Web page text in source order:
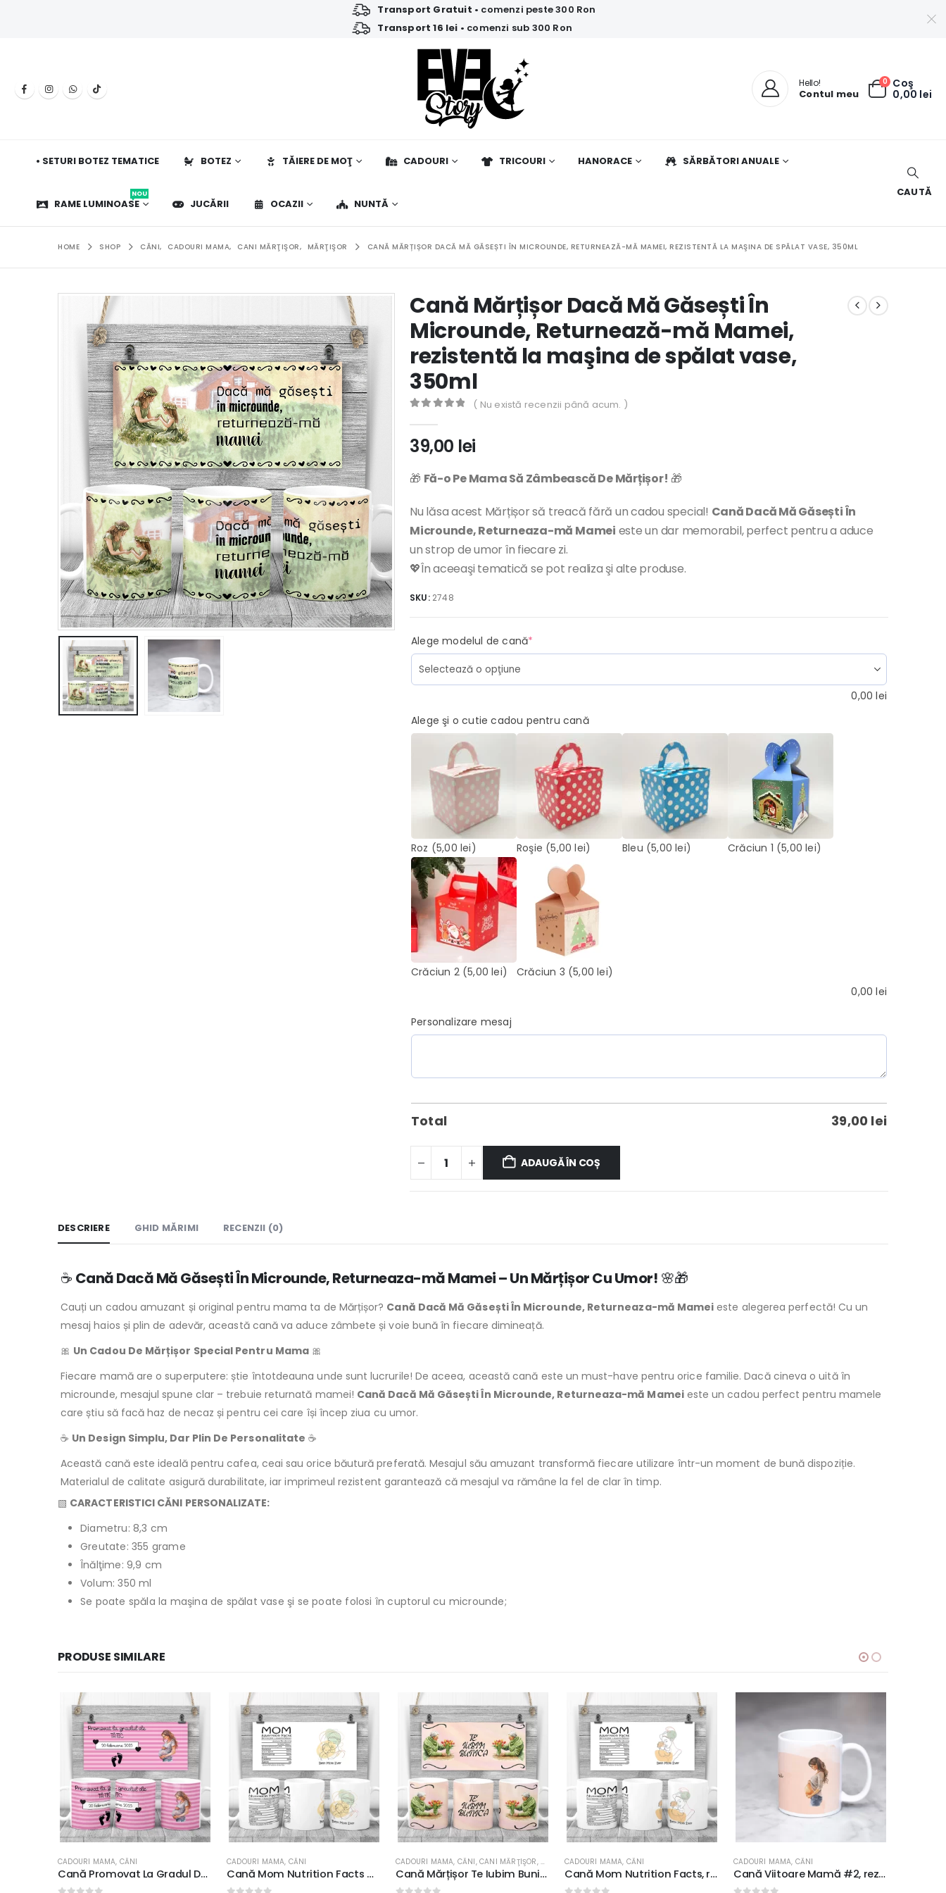
Transport Gratuit • comenzi peste 300 Ron
Transport 16 lei • comenzi sub 300 Ron
Hello!
Contul meu
0 Coş
0,00 lei
• SETURI BOTEZ TEMATICE BOTEZ TĂIERE DE MOŢ CADOURI TRICOURI HANORACE SĂRBĂTORI ANUALE
RAME LUMINOASE
NOU
JUCĂRII OCAZII NUNTĂ
CAUTĂ
HOME SHOP CĂNI, CADOURI MAMA, CANI MĂRŢIŞOR, MĂRŢIŞOR CANĂ MĂRȚIȘOR DACĂ MĂ GĂSEȘTI ÎN MICROUNDE, RETURNEAZĂ-MĂ MAMEI, REZISTENTĂ LA MAŞINA DE SPĂLAT VASE, 350ML
Cană Mărțișor Dacă Mă Găsești În
Microunde, Returnează-mă Mamei,
rezistentă la maşina de spălat vase,
350ml
( Nu există recenzii până acum. )
39,00 lei
🎁 Fă-o Pe Mama Să Zâmbească De Mărțișor! 🎁
Nu lăsa acest Mărțișor să treacă fără un cadou special! Cană Dacă Mă Găsești În
Microunde, Returneaza-mă Mamei este un dar memorabil, perfect pentru a aduce
un strop de umor în fiecare zi.
💖În aceeaşi tematică se pot realiza şi alte produse.
SKU: 2748
Alege modelul de cană*
0,00lei
Alege şi o cutie cadou pentru cană
Roz (5,00 lei) Roşie (5,00 lei) Bleu (5,00 lei) Crăciun 1 (5,00 lei)
Crăciun 2(5,00 lei) Crăciun 3 (5,00 lei)
0,00lei
Personalizare mesaj
Total 39,00 lei
ADAUGĂ ÎN COȘ
DESCRIERE GHID MĂRIMI RECENZII (0)
☕ Cană Dacă Mă Găsești În Microunde, Returneaza-mă Mamei – Un Mărțișor Cu Umor! 🌸🎁
Cauți un cadou amuzant și original pentru mama ta de Mărțișor? Cană Dacă Mă Găsești În Microunde, Returneaza-mă Mamei este alegerea perfectă! Cu un
mesaj haios și plin de adevăr, această cană va aduce zâmbete și voie bună în fiecare dimineață.
🎀 Un Cadou De Mărțișor Special Pentru Mama🎀
Fiecare mamă are o superputere: știe întotdeauna unde sunt lucrurile! De aceea, această cană este un must-have pentru orice familie. Dacă cineva o uită în
microunde, mesajul spune clar – trebuie returnată mamei! Cană Dacă Mă Găsești În Microunde, Returneaza-mă Mameieste un cadou perfect pentru mamele
care știu să facă haz de necaz și pentru cei care își încep ziua cu umor.
☕ Un Design Simplu, Dar Plin De Personalitate ☕
Această cană este ideală pentru cafea, ceai sau orice băutură preferată. Mesajul său amuzant transformă fiecare utilizare într-un moment de bună dispoziție.
Materialul de calitate asigură durabilitate, iar imprimeul rezistent garantează că mesajul va rămâne la fel de clar în timp.
▧ CARACTERISTICI CĂNI PERSONALIZATE:
Diametru: 8,3 cm
Greutate: 355 grame
Înălţime: 9,9 cm
Volum: 350 ml
Se poate spăla la maşina de spălat vase şi se poate folosi în cuptorul cu microunde;
PRODUSE SIMILARE
CADOURI MAMA, CĂNI
Cană Mom Nutrition Facts #3, rezistentă la maşina de spălat vase, 350ml
CADOURI MAMA, CĂNI MĂRŢIŞOR
Cană Mărțișor Te Iubim Bunica, rezistentă la maşina de spălat vase, 350ml
CADOURI MAMA, CĂNI
Cană Mom Nutrition Facts, rezistentă la maşina de spălat vase, 350ml
CADOURI MAMA, CĂNI
Cană Viitoare Mamă #2, rezistentă la maşina de spălat vase, 350ml
CADOURI MAMA, CĂNI
Cană Mama – Un Izvor Nesecat De Iubire #2, rezistentă la maşina de spălat vase, 350ml